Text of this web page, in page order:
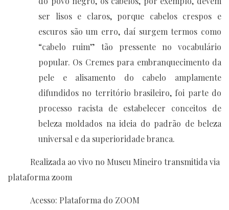
ser lisos e claros, porque cabelos crespos e
escuros são um erro, daí surgem termos como
“cabelo ruim” tão pressente no vocabulário
popular. Os Cremes para embranquecimento da
pele e alisamento do cabelo amplamente
difundidos no território brasileiro, foi parte do
processo racista de estabelecer conceitos de
beleza moldados na ideia do padrão de beleza
universal e da superioridade branca.
Realizada ao vivo no Museu Mineiro transmitida via
plataforma zoom
Acesso: Plataforma do ZOOM